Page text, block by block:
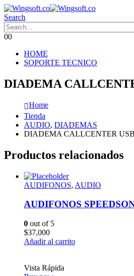
Search
00
HOME
SOPORTE TECNICO
DIADEMA
Home
Tienda
AUDIO, DIADEMAS
DIADEMA CALLCENTER
Productos relacionados
AUDIFONOS, AUDIO
AUDIFONOS
0 out of 5
$37,000
Añadir al carrito
Vista Rápida